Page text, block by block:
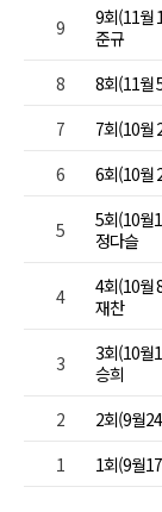
9
9회(11월
준규
8 8회(11월
7
7회(10월
6
6회(10월
5
5회(10월
정다슬
4
4회(10월
재찬
3
3회(10월1일) 방
승희
2 2회(9월
1
1회(9월